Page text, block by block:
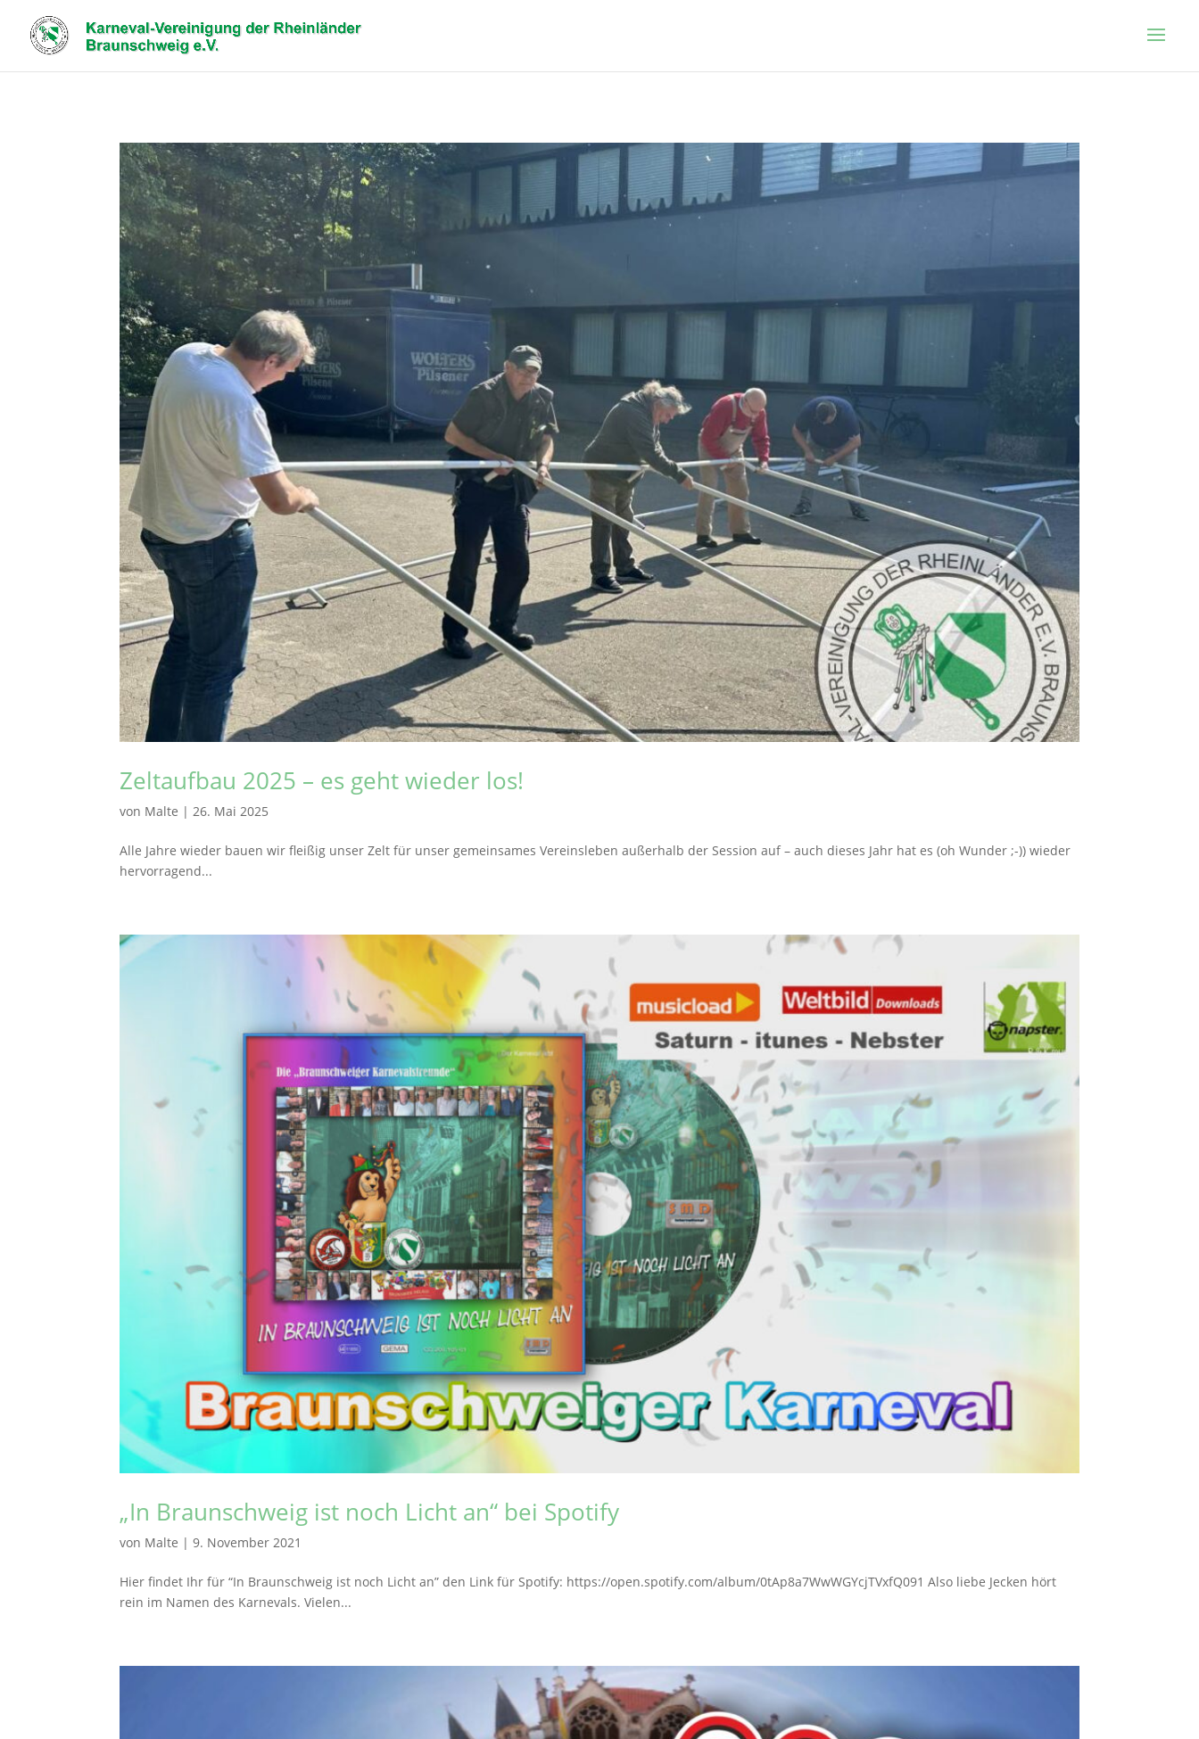
Zeltaufbau 2025 – es geht wieder los!
von Malte |26. Mai 2025
Alle Jahre wieder bauen wir fleißig unser Zelt für unser gemeinsames Vereinsleben außerhalb der Session auf – auch dieses Jahr hat es (oh Wunder ;-)) wieder
hervorragend...
„In Braunschweig ist noch Licht an“ bei Spotify
von Malte |9. November 2021
Hier findet Ihr für “In Braunschweig ist noch Licht an” den Link für Spotify: https://open.spotify.com/album/0tAp8a7WwWGYcjTVxfQ091 Also liebe Jecken hört
rein im Namen des Karnevals. Vielen...